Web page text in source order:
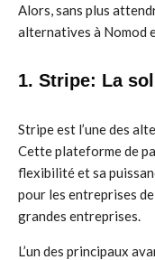
Alors, sans plus
alternatives à Nomod
1. Stripe: La
Stripe est l’une des
Cette plateforme de
flexibilité et sa
pour les entreprises
grandes entreprises.
L’un des principaux